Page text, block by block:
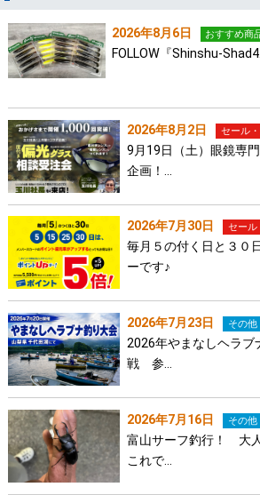
2026年8月6日 おすすめ商
FOLLOW『Shinshu-
2026年8月2日 セール
9月19日（土）眼鏡専
企画！…
2026年7月30日 セール
毎月５の付く日と３０
ーです♪
2026年7月23日 その
2026年やまなしヘラ
戦 参…
2026年7月16日 その
富山サーフ釣行！ 大
これで…